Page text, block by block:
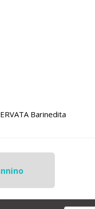
Barinedita